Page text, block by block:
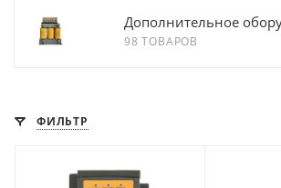
Дополнительное
98 ТОВАРОВ
ФИЛЬТР
Мощность, кВт